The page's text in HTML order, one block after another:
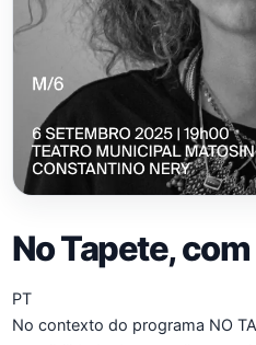
No Tapete,
PT
No contexto do programa NO